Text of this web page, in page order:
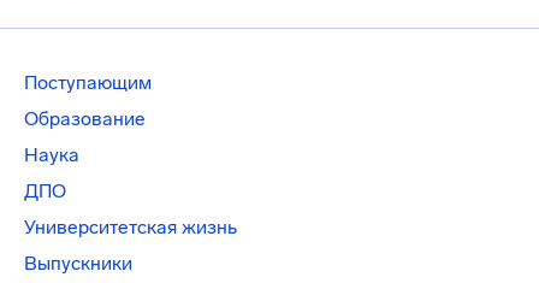
Поступающим
Образование
Наука
ДПО
Университетская жизнь
Выпускники